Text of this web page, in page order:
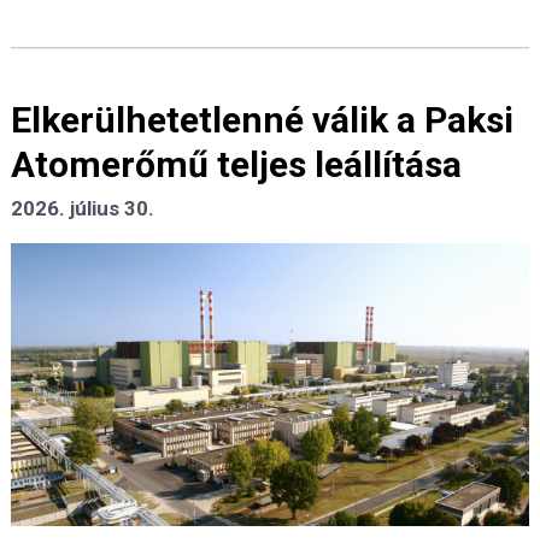
Elkerülhetetlenné válik a Paksi
Atomerőmű teljes leállítása
2026. július 30.